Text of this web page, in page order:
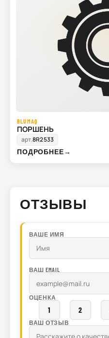
BLUMAQ
ПОРШЕНЬ
арт.8R2533
ПОДРОБНЕЕ→
ОТЗЫВЫ
ВАШЕ ИМЯ
ВАШ EMAIL
ОЦЕНКА
1 2
ВАШ ОТЗЫВ